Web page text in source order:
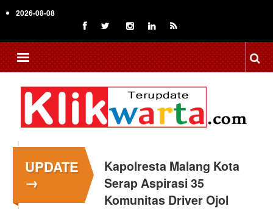
to
content
2026-08-08
UPDATE
→
Kapolresta Malang Kota
Serap Aspirasi 35
Komunitas Driver Ojol